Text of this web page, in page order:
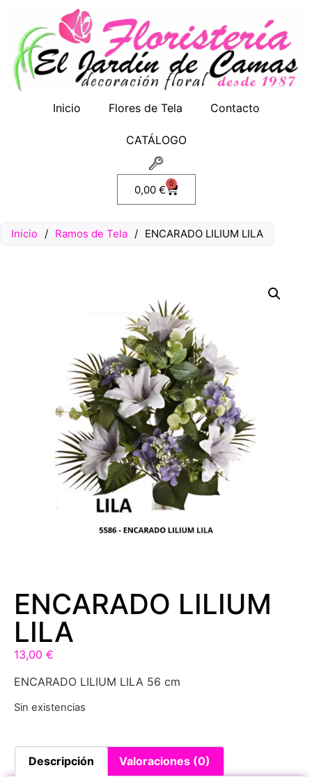
Inicio Flores de Tela Contacto
CATÁLOGO
0,00 € 0
Inicio / Ramos de Tela / ENCARADO LILIUM LILA
ENCARADO LILIUM
LILA
13,00 €
ENCARADO LILIUM LILA 56 cm
Sin existencias
Descripción Valoraciones (0)